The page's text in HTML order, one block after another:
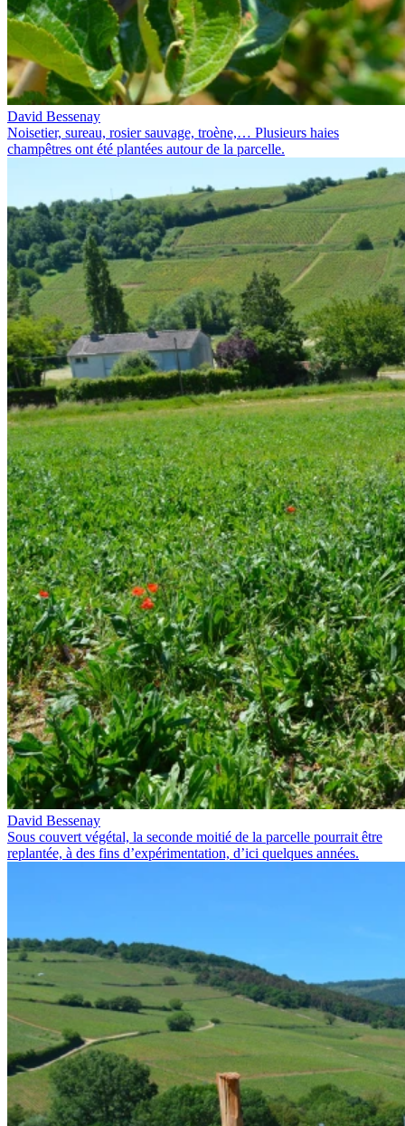
David Bessenay
Noisetier, sureau, rosier sauvage, troène,… Plusieurs haies
champêtres ont été plantées autour de la parcelle.
David Bessenay
Sous couvert végétal, la seconde moitié de la parcelle pourrait être
replantée, à des fins d’expérimentation, d’ici quelques années.